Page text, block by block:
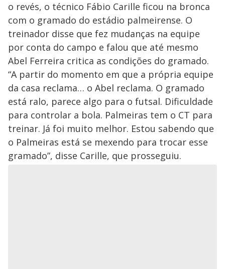
o revés, o técnico Fábio Carille ficou na bronca
com o gramado do estádio palmeirense. O
treinador disse que fez mudanças na equipe
por conta do campo e falou que até mesmo
Abel Ferreira critica as condições do gramado.
“A partir do momento em que a própria equipe
da casa reclama… o Abel reclama. O gramado
está ralo, parece algo para o futsal. Dificuldade
para controlar a bola. Palmeiras tem o CT para
treinar. Já foi muito melhor. Estou sabendo que
o Palmeiras está se mexendo para trocar esse
gramado”, disse Carille, que prosseguiu.